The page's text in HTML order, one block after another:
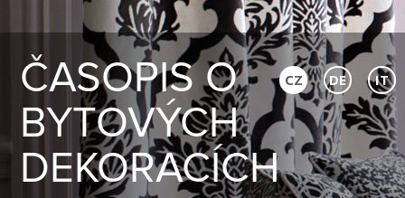
ČASOPIS O
BYTOVÝCH
DEKORACÍCH
CZ DE IT